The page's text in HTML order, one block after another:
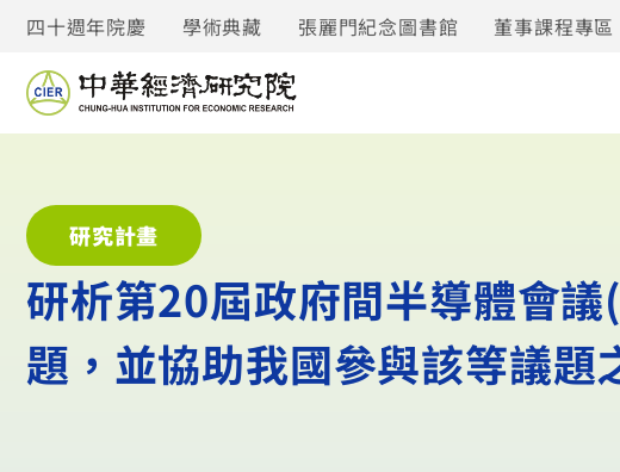
四十週年院慶 學術典藏 張麗門紀念圖書館 董事課程專區
研究計畫
研析第20屆政府間半導體會
題，並協助我國參與該等議題